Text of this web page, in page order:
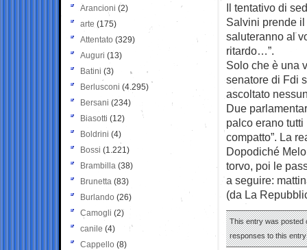
Il tentativo di
Salvini prende il
saluteranno al
ritardo…”.
Solo che è una
senatore di Fdi
ascoltato
Due
palco erano
compatto”. La
Dopodiché
torvo, poi le
a seguire:
(da La
This entry was posted
responses to this
Arancioni (2)
arte (175)
Attentato (329)
Auguri (13)
Batini (3)
Berlusconi (4.295)
Bersani (234)
Biasotti (12)
Boldrini (4)
Bossi (1.221)
Brambilla (38)
Brunetta (83)
Burlando (26)
Camogli (2)
canile (4)
Cappello (8)